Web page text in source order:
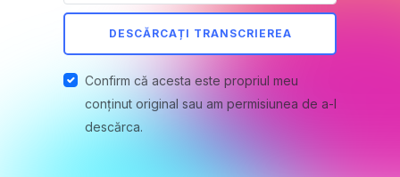
DESCĂRCAȚI TRANSCRIEREA
Confirm că acesta este propriul meu
conținut original sau am permisiunea de a-l
descărca.